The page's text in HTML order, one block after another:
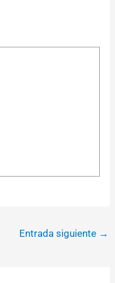
Entrada siguiente →